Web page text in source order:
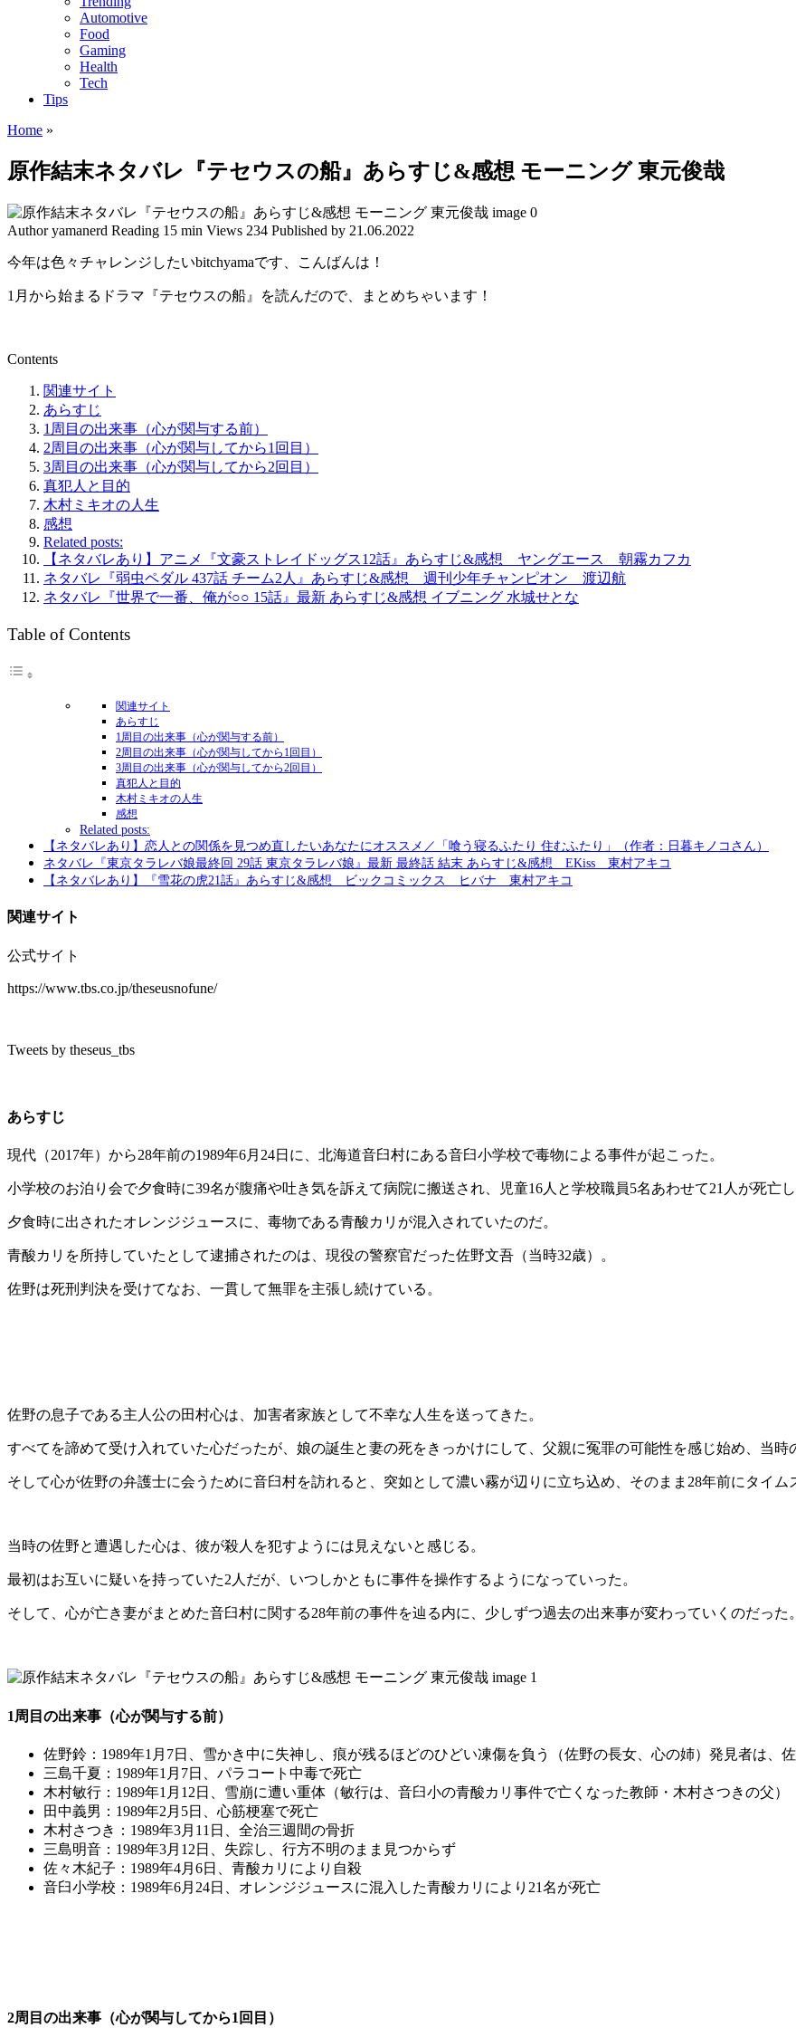
Automotive
Food
Gaming
Health
Tech
Tips
Home »
原作結末ネタバレ『テセウスの船』あらすじ&感想 モーニング 東元俊哉
Author yamanerd Reading 15 min Views 234 Published by 21.06.2022
今年は色々チャレンジしたいbitchyamaです、こんばんは！
1月から始まるドラマ『テセウスの船』を読んだので、まとめちゃいます！
Contents
関連サイト
あらすじ
1周目の出来事（心が関与する前）
2周目の出来事（心が関与してから1回目）
3周目の出来事（心が関与してから2回目）
真犯人と目的
木村ミキオの人生
感想
Related posts:
【ネタバレあり】アニメ『文豪ストレイドッグス12話』あらすじ&感想 ヤングエース 朝霧カフカ
ネタバレ『弱虫ペダル 437話 チーム2人』あらすじ&感想 週刊少年チャンピオン 渡辺航
ネタバレ『世界で一番、俺が○○ 15話』最新 あらすじ&感想 イブニング 水城せとな
Table of Contents
関連サイト
あらすじ
1周目の出来事（心が関与する前）
2周目の出来事（心が関与してから1回目）
3周目の出来事（心が関与してから2回目）
真犯人と目的
木村ミキオの人生
感想
Related posts:
【ネタバレあり】恋人との関係を見つめ直したいあなたにオススメ／「喰う寝るふたり 住むふたり」（作者：日暮キノコさん）
ネタバレ『東京タラレバ娘最終回 29話 東京タラレバ娘』最新 最終話 結末 あらすじ&感想 EKiss 東村アキコ
【ネタバレあり】『雪花の虎21話』あらすじ&感想 ビックコミックス ヒバナ 東村アキコ
関連サイト
公式サイト
https://www.tbs.co.jp/theseusnofune/
Tweets by theseus_tbs
あらすじ
現代（2017年）から28年前の1989年6月24日に、北海道音臼村にある音臼小学校で毒物による事件が起こった。
小学校のお泊り会で夕食時に39名が腹痛や吐き気を訴えて病院に搬送され、児童16人と学校職員5名あわせて21人が死亡し
夕食時に出されたオレンジジュースに、毒物である青酸カリが混入されていたのだ。
青酸カリを所持していたとして逮捕されたのは、現役の警察官だった佐野文吾（当時32歳）。
佐野は死刑判決を受けてなお、一貫して無罪を主張し続けている。
佐野の息子である主人公の田村心は、加害者家族として不幸な人生を送ってきた。
すべてを諦めて受け入れていた心だったが、娘の誕生と妻の死をきっかけにして、父親に冤罪の可能性を感じ始め、当時
そして心が佐野の弁護士に会うために音臼村を訪れると、突如として濃い霧が辺りに立ち込め、そのまま28年前にタイム
当時の佐野と遭遇した心は、彼が殺人を犯すようには見えないと感じる。
最初はお互いに疑いを持っていた2人だが、いつしかともに事件を操作するようになっていった。
そして、心が亡き妻がまとめた音臼村に関する28年前の事件を辿る内に、少しずつ過去の出来事が変わっていくのだった。
1周目の出来事（心が関与する前）
佐野鈴：1989年1月7日、雪かき中に失神し、痕が残るほどのひどい凍傷を負う（佐野の長女、心の姉）発見者は、
三島千夏：1989年1月7日、パラコート中毒で死亡
木村敏行：1989年1月12日、雪崩に遭い重体（敏行は、音臼小の青酸カリ事件で亡くなった教師・木村さつきの父）
田中義男：1989年2月5日、心筋梗塞で死亡
木村さつき：1989年3月11日、全治三週間の骨折
三島明音：1989年3月12日、失踪し、行方不明のまま見つからず
佐々木紀子：1989年4月6日、青酸カリにより自殺
音臼小学校：1989年6月24日、オレンジジュースに混入した青酸カリにより21名が死亡
2周目の出来事（心が関与してから1回目）